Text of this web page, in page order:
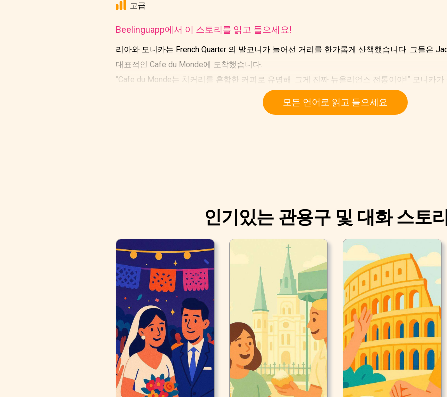
고급
Beelinguapp에서 이 스토리를 읽고 들으세요!
리아와 모니카는 French Quarter 의 발코니가 늘어선 거리를 한가롭게 산책했습니다. 그들은
대표적인 Cafe du Monde에 도착했습니다.
“Cafe du Monde는 치커리를 혼합한 커피로 유명해. 그게 진짜 뉴올리언스 전통이야!” 모니카가
친구들은 25분 동안 줄을 서서 기다렸고, 야외 테이블에 자리를 잡았습니다.
모든 언어로 읽고 들으세요
인기있는 관용구 및 대화 스토